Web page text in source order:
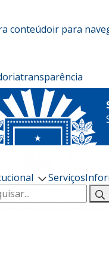
conteúdoir para
transparência
Serviços